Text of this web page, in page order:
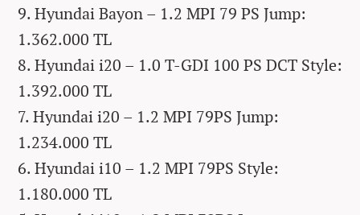
9. Hyundai Bayon – 1.2 MPI 79 PS Jump:
1.362.000 TL
8. Hyundai i20 – 1.0 T-GDI 100 PS DCT Style:
1.392.000 TL
7. Hyundai i20 – 1.2 MPI 79PS Jump:
1.234.000 TL
6. Hyundai i10 – 1.2 MPI 79PS Style:
1.180.000 TL